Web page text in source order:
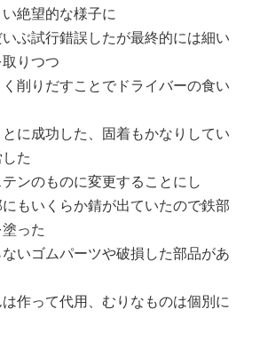
絶望的な様子に
ぶ試行錯誤したが最終的には細い
りつつ
削りだすことでドライバーの食い
に成功した、固着もかなりしてい
た
ンのものに変更することにし
もいくらか錆が出ていたので鉄部
った
いゴムパーツや破損した部品があ
作って代用、むりなものは個別に